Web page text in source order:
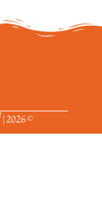
© 2026 | جميع الحقوق محفوظة لمؤسسة بازرعة التنموية الخيرية